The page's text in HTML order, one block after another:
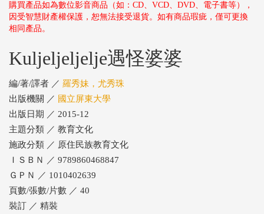
購買產品如為數位影音商品（如：CD、VCD、DVD、電子書等），
因受智慧財產權保護，恕無法接受退貨。如有商品瑕疵，僅可更換
相同產品。
Kuljeljeljelje遇怪婆婆
編/著/譯者 ／ 羅秀妹，尤秀珠
出版機關 ／ 國立屏東大學
出版日期 ／ 2015-12
主題分類 ／ 教育文化
施政分類 ／ 原住民族教育文化
ＩＳＢＮ ／ 9789860468847
ＧＰＮ ／ 1010402639
頁數/張數/片數 ／ 40
裝訂 ／ 精裝